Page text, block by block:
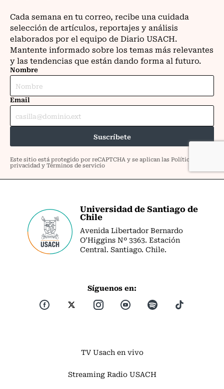
Universidad de Santiago de
Chile
Avenida Libertador Bernardo
O’Higgins Nº 3363. Estación
Central. Santiago. Chile.
Síguenos en:
TV Usach en vivo
Streaming Radio USACH